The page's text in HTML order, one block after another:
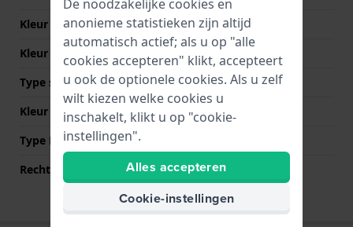
Kleur Band
Bruin
Kleur stiksel
Wit
Type sluiting
Gesp
Kleur sluiting
Roségoud
Type Bevestiging
Rechte aanzet
Ja
De noodzakelijke cookies en
anonieme statistieken zijn altijd
automatisch actief; als u op "alle
cookies accepteren" klikt, accepteert
u ook de optionele cookies. Als u zelf
wilt kiezen welke cookies u
inschakelt, klikt u op "cookie-
instellingen".
Alles accepteren
Cookie-instellingen